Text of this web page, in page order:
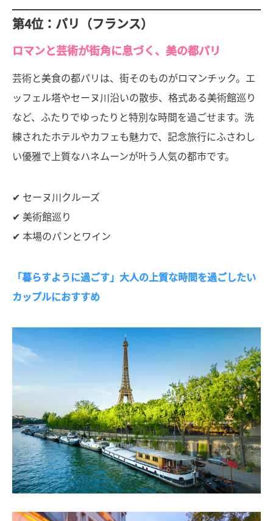
第4位：パリ（フランス）
ロマンと芸術が街角に息づく、美の都パリ
芸術と美食の都パリは、街そのものがロマンチック。エ
ッフェル塔やセーヌ川沿いの散歩、格式ある美術館巡り
など、ふたりでゆったりと特別な時間を過ごせます。洗
練されたホテルやカフェも魅力で、記念旅行にふさわし
い優雅で上質なハネムーンが叶う人気の都市です。
✔ セーヌ川クルーズ
✔ 美術館巡り
✔ 本場のパンとワイン
「暮らすように過ごす」大人の上質な時間を過ごしたい
カップルにおすすめ